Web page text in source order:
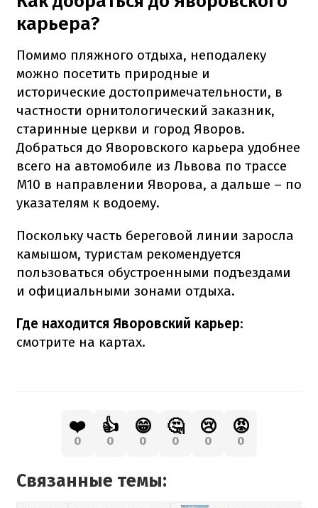
карьера?
Помимо пляжного отдыха, неподалеку
можно посетить природные и
исторические достопримечательности, в
частности орнитологический заказник,
старинные церкви и город Яворов.
Добраться до Яворовского карьера удобнее
всего на автомобиле из Львова по трассе
М10 в направлении Яворова, а дальше – по
указателям к водоему.
Поскольку часть береговой линии заросла
камышом, туристам рекомендуется
пользоваться обустроенными подъездами
и официальными зонами отдыха.
Где находится Яворовский карьер:
смотрите на картах.
❤️
0
👍
0
😁
0
🤔
0
😢
0
😡
0
Связанные темы: